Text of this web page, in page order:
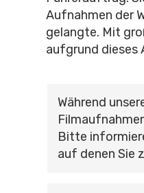
Aufnahmen der
gelangte. Mit
aufgrund dieses
Während
Bitte
auf denen Sie